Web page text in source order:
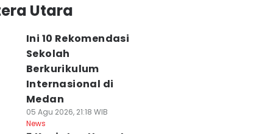
Utara
Ini 10 Rekomendasi
Sekolah
Berkurikulum
Internasional di
Medan
05 Agu 2026, 21:18 WIB
News